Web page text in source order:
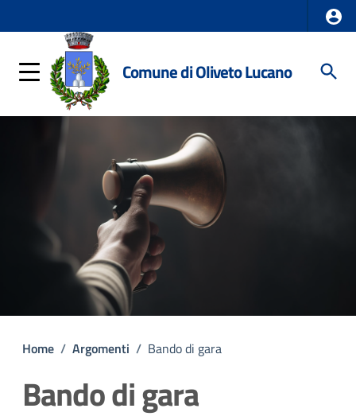
Comune di Oliveto Lucano
Home / Argomenti / Bando di gara
Bando di gara